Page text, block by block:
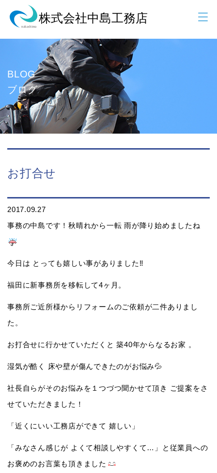
BLOG
ブログ
お打合せ
2017.09.27
事務の中島です！秋晴れから一転 雨が降り始めましたね
今日は とっても嬉しい事がありました‼️
福田に新事務所を移転して4ヶ月。
事務所ご近所様からリフォームのご依頼が二件ありまし
た。
お打合せに行かせていただくと 築40年からなるお家 。
湿気が酷く 床や壁が傷んできたのがお悩み💦
社長自らがそのお悩みを１つづつ聞かせて頂き ご提案をさ
せていただきました！
「近くにいい工務店ができて 嬉しい」
「みなさん感じが よくて相談しやすくて…」と従業員への
お褒めのお言葉も頂きました